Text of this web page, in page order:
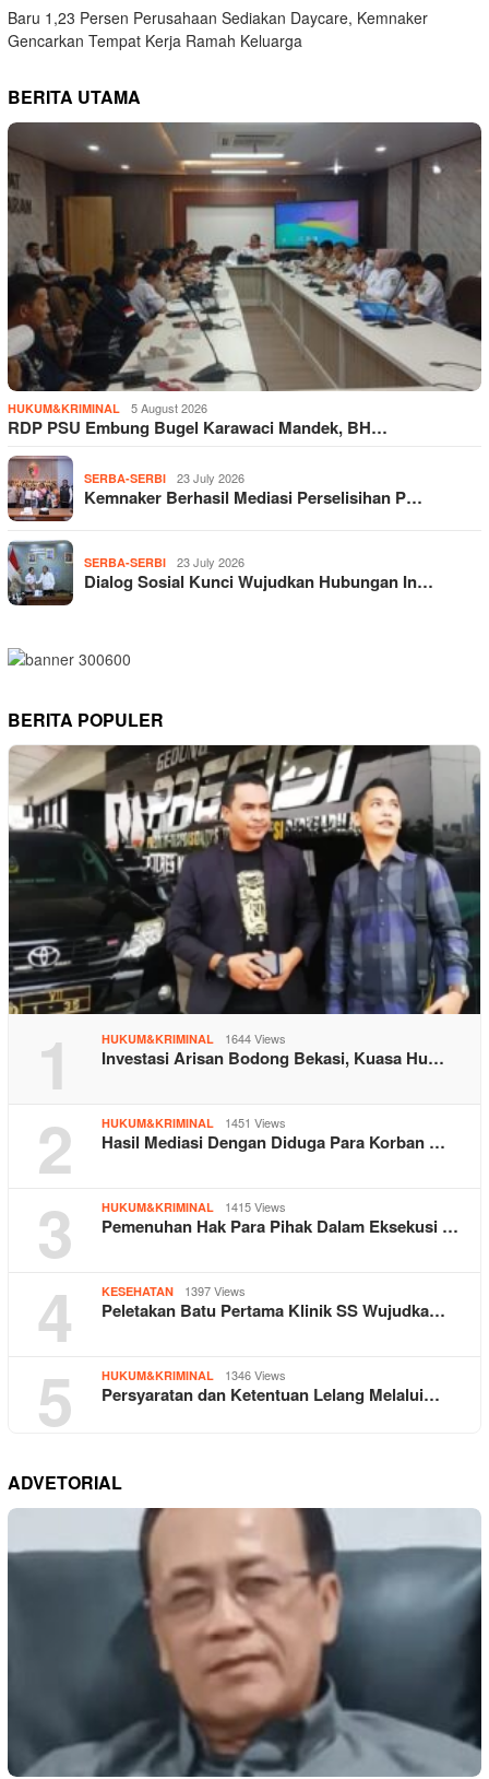
Baru 1,23 Persen Perusahaan Sediakan Daycare, Kemnaker
Gencarkan Tempat Kerja Ramah Keluarga
BERITA UTAMA
HUKUM&KRIMINAL 5 August 2026
RDP PSU Embung Bugel Karawaci Mandek, BH…
SERBA-SERBI 23 July 2026
Kemnaker Berhasil Mediasi Perselisihan P…
SERBA-SERBI 23 July 2026
Dialog Sosial Kunci Wujudkan Hubungan In…
BERITA POPULER
1 HUKUM&KRIMINAL 1644 Views
Investasi Arisan Bodong Bekasi, Kuasa Hu…
2 HUKUM&KRIMINAL 1451 Views
Hasil Mediasi Dengan Diduga Para Korban …
3 HUKUM&KRIMINAL 1415 Views
Pemenuhan Hak Para Pihak Dalam Eksekusi …
4 KESEHATAN 1397 Views
Peletakan Batu Pertama Klinik SS Wujudka…
5 HUKUM&KRIMINAL 1346 Views
Persyaratan dan Ketentuan Lelang Melalui…
ADVETORIAL